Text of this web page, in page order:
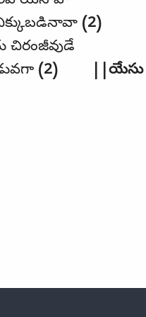
(2)
చిరంజీవుడే
(2) || యేసు